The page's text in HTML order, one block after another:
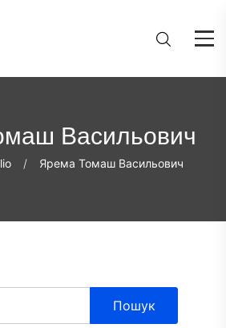
Васильович
Ярема Томаш Васильович
Пошук